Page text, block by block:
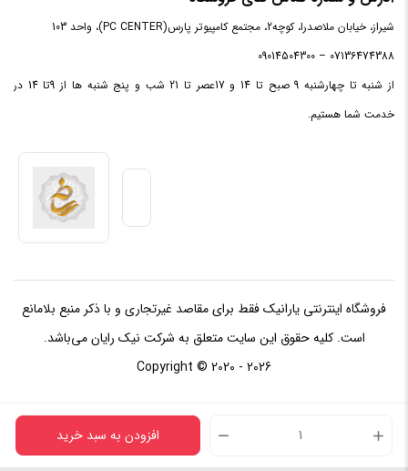
افزودن به سبد خرید
شیراز، خیابان ملاصدرا، کوچه2، مجتمع کامپیوتر پارس(PC CENTER)، واحد 103
07136474388 – 09014504300
از شنبه تا چهارشنبه 9 صبح تا 14 و 17عصر تا 21 شب و پنج شنبه ها از 9تا 14 در
خدمت شما هستیم.
فروشگاه اینترنتی یارانیک فقط برای مقاصد غیرتجاری و با ذکر منبع بلامانع
است. کلیه حقوق این سایت متعلق به شرکت نیک رایان می‌باشد.
Copyright © 2020 - 2026